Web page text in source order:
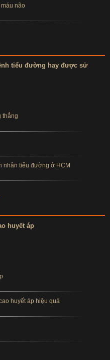
não
tiểu đường hay được sử
thẳng
nhân tiểu đường ở HCM
huyết áp
huyết áp hiệu quả